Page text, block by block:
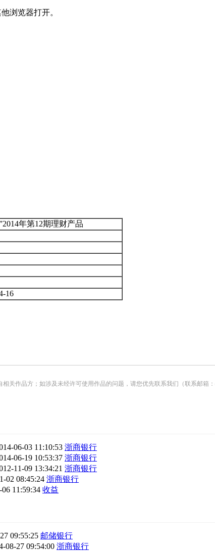
浏览器打开。
年第12期理财产品
16
作品方；如涉及未经许可使用作品的问题，请您优先联系我们（联系邮箱：
06-03 11:10:53 浙商银行
06-19 10:53:37 浙商银行
11-09 13:34:21 浙商银行
02 08:45:24 浙商银行
06 11:59:34 收益
09:55:25 邮储银行
08-27 09:54:00 浙商银行